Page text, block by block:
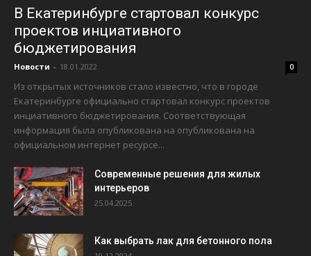
В Екатеринбурге стартовал конкурс
проектов инциативного
бюджетирования
Новости - 18.01.2022 0
Из открытых источников стало известно, что в городе
Екатеринбурге официально стартовал конкурс проектов
инциативного бюджетирования. Соответствующая
информация была опубликована на опубликована на
официальном интернет ресурсе...
Современные решения для жилых
интерьеров
25.04.2025
Как выбрать лак для бетонного пола